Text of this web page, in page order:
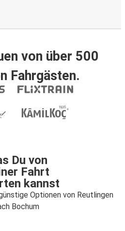
von über 500
Fahrgästen.
Du von
Fahrt
kannst
Optionen von Reutlingen
Bochum